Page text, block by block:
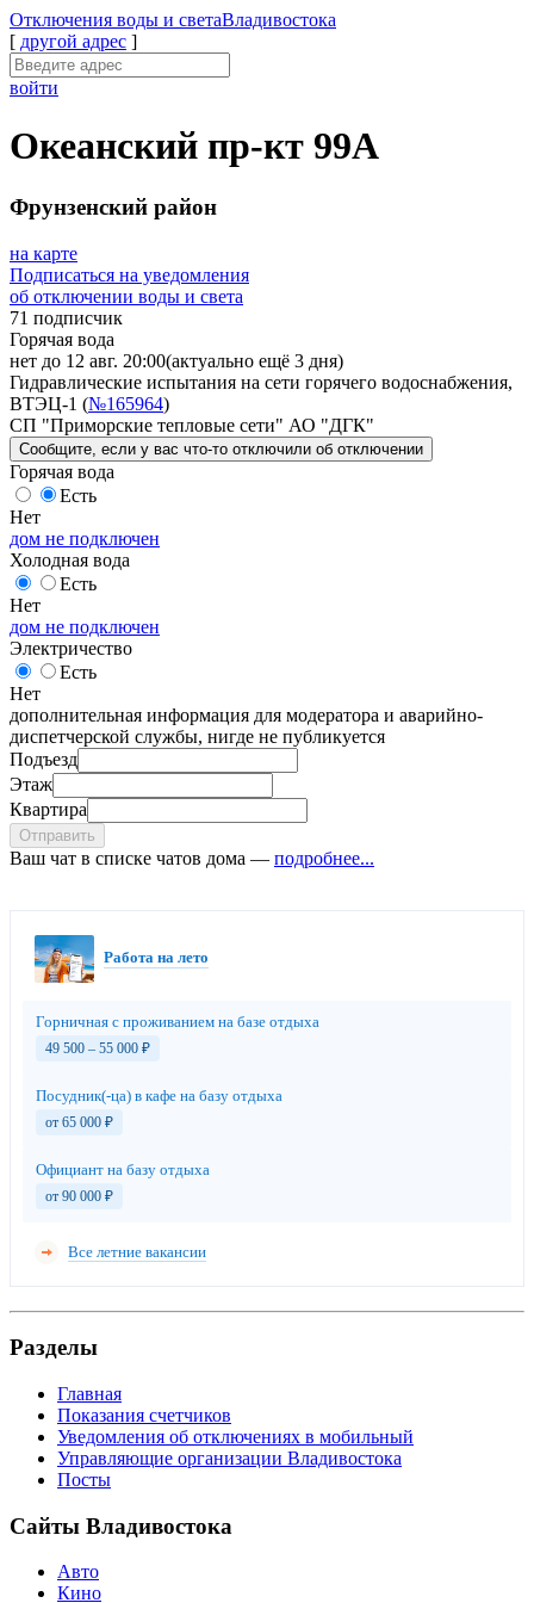
Отключения воды и светаВладивостока
[ другой адрес ]
войти
Океанский пр-кт 99А
Фрунзенский район
на карте
Подписаться на уведомления
об отключении воды и света
71 подписчик
Горячая вода
нет до 12 авг. 20:00(актуально ещё 3 дня)
Гидравлические испытания на сети горячего водоснабжения,
ВТЭЦ-1 (№165964)
СП "Приморские тепловые сети" АО "ДГК"
Сообщите , если у вас что-то отключили об отключении
Горячая вода
Есть
Нет
дом не подключен
Холодная вода
Есть
Нет
дом не подключен
Электричество
Есть
Нет
дополнительная информация для модератора и аварийно-
диспетчерской службы, нигде не публикуется
Подъезд
Этаж
Квартира
Отправить
Ваш чат в списке чатов дома — подробнее...
Работа на лето
Горничная с проживанием на базе отдыха
49 500 – 55 000 ₽
Посудник(-ца) в кафе на базу отдыха
от 65 000 ₽
Официант на базу отдыха
от 90 000 ₽
Все летние вакансии
Разделы
Главная
Показания счетчиков
Уведомления об отключениях в мобильный
Управляющие организации Владивостока
Посты
Сайты Владивостока
Авто
Кино